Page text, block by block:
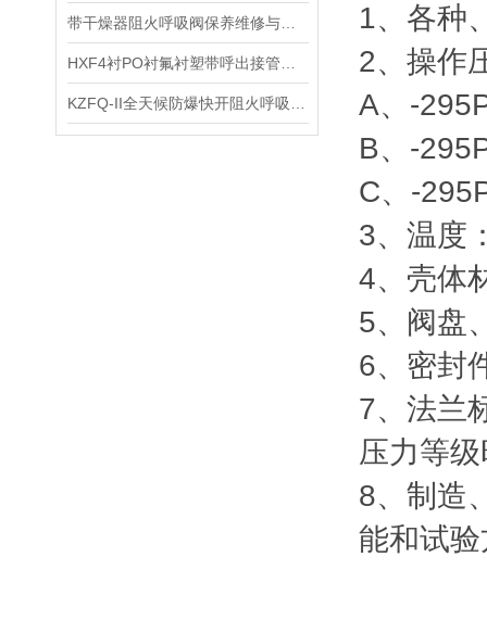
1、各种
2、操作
A、-
B、-
C、-
3、温度
4、壳体
5、阀盘
6、密封
7、法兰
压力等
8、制造
能和试